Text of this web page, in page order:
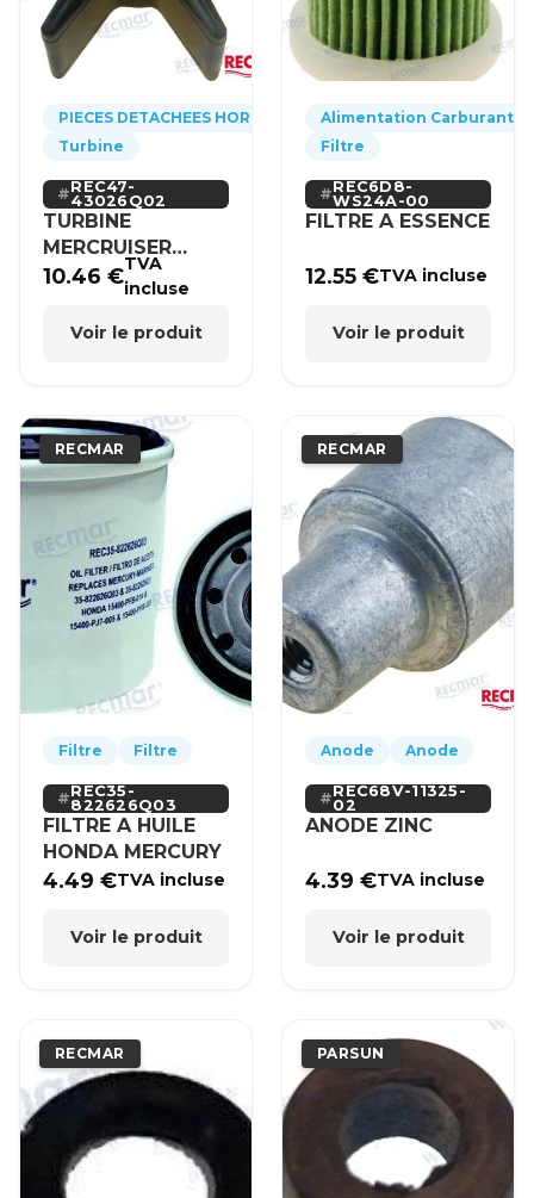
PIECES DETACHEES HORS-BORD
Turbine
REC47-
43026Q02
TURBINE
MERCRUISER
MERCURY BRP
10.46€TVA
incluse
Voir le produit
Alimentation Carburant
Filtre
REC6D8-
WS24A-00
FILTRE A ESSENCE
12.55€TVA incluse
Voir le produit
RECMAR
Filtre Filtre
REC35-
822626Q03
FILTRE A HUILE
HONDA MERCURY
4.49€TVA incluse
Voir le produit
RECMAR
Anode Anode
REC68V-11325-
02
ANODE ZINC
4.39€TVA incluse
Voir le produit
RECMAR PARSUN